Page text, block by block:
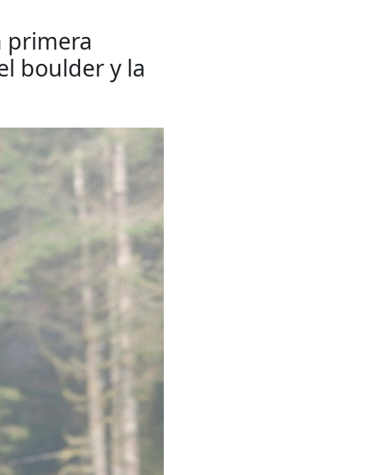
primera
boulder y la